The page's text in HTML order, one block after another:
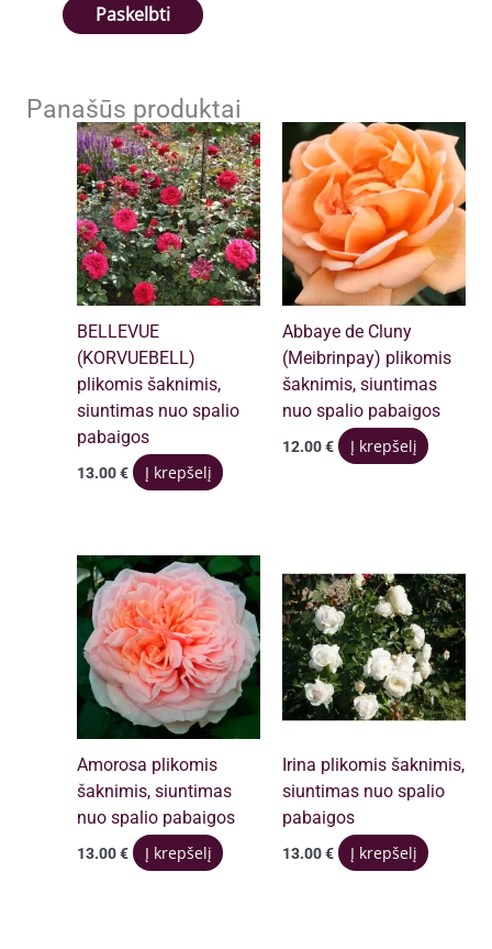
Panašūs produktai
BELLEVUE
(KORVUEBELL)
plikomis šaknimis,
siuntimas nuo spalio
pabaigos
13.00€ Į krepšelį
Abbaye de Cluny
(Meibrinpay) plikomis
šaknimis, siuntimas
nuo spalio pabaigos
12.00€ Į krepšelį
Amorosa plikomis
šaknimis, siuntimas
nuo spalio pabaigos
13.00€ Į krepšelį
Irina plikomis šaknimis,
siuntimas nuo spalio
pabaigos
13.00€ Į krepšelį